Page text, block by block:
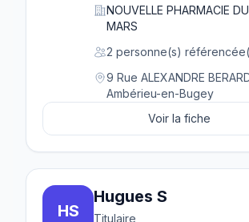
NOUVELLE PHARMACIE
MARS
2 personne(s)
9 Rue ALEXANDRE
Ambérieu-en-Bugey
Voir la fiche
HS
Hugues S
Titulaire